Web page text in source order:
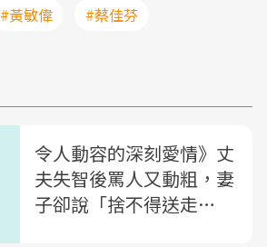
#黃敏偉 #蔡佳芬
令人動容的深刻愛情》丈
夫失智後罵人又動粗，妻
子卻說「捨不得送走